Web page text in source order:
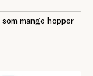
mange hopper